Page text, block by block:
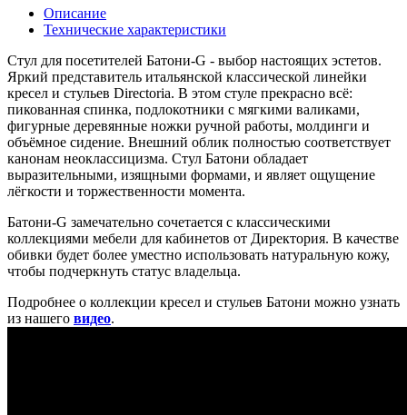
Описание
Технические характеристики
Стул для посетителей Батони-G - выбор настоящих эстетов.
Яркий представитель итальянской классической линейки
кресел и стульев Directoria. В этом стуле прекрасно всё:
пикованная спинка, подлокотники с мягкими валиками,
фигурные деревянные ножки ручной работы, молдинги и
объёмное сидение. Внешний облик полностью соответствует
канонам неоклассицизма. Стул Батони обладает
выразительными, изящными формами, и являет ощущение
лёгкости и торжественности момента.
Батони-G замечательно сочетается с классическими
коллекциями мебели для кабинетов от Директория. В качестве
обивки будет более уместно использовать натуральную кожу,
чтобы подчеркнуть статус владельца.
Подробнее о коллекции кресел и стульев Батони можно узнать
из нашего видео.